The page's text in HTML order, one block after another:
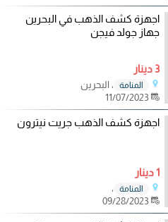
اجهزة كشف الذهب في البحرين
جهاز جولد فيجن
3 دينار
المنامة
، البحرين
11/07/2023
اجهزة كشف الذهب جريت نيترون
1 دينار
المنامة
،
09/28/2023